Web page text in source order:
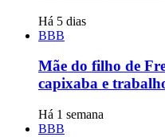
Há 5 dias
BBB
Mãe do filho de
capixaba e
Há 1 semana
BBB